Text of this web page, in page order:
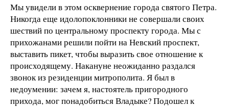
Мы увидели в этом осквернение города святого Петра.
Никогда еще идолопоклонники не совершали своих
шествий по центральному проспекту города. Мы с
прихожанами решили пойти на Невский проспект,
выставить пикет, чтобы выразить свое отношение к
происходящему. Накануне неожиданно раздался
звонок из резиденции митрополита. Я был в
недоумении: зачем я, настоятель пригородного
прихода, мог понадобиться Владыке? Подошел к